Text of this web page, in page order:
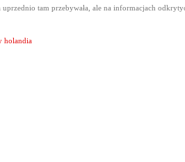
tam przebywała, ale na informacjach